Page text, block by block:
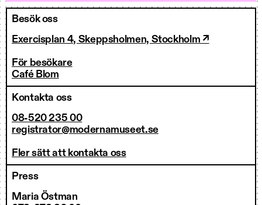
Besök oss
Exercisplan 4, Skeppsholmen, Stockholm ↗
För besökare
Café Blom
Kontakta oss
08-520 235 00
registrator@modernamuseet.se
Fler sätt att kontakta oss
Press
Maria Östman